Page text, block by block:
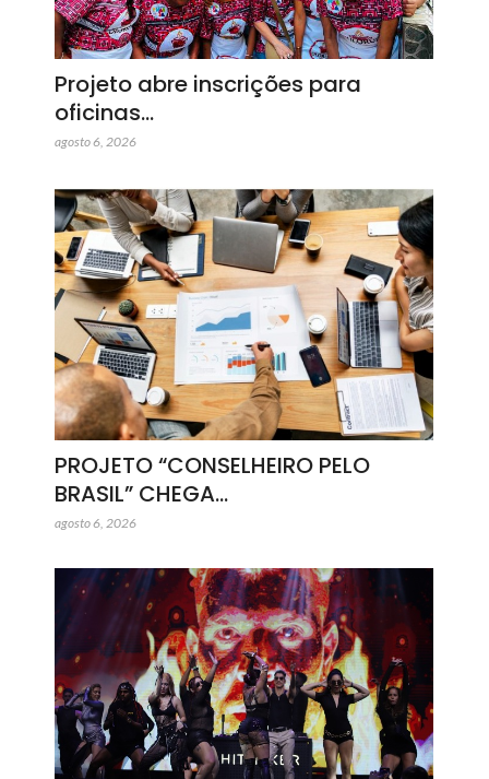
Projeto abre inscrições para
oficinas…
agosto 6, 2026
PROJETO “CONSELHEIRO PELO
BRASIL” CHEGA…
agosto 6, 2026